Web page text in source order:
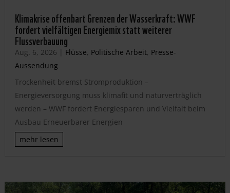
Klimakrise offenbart Grenzen der Wasserkraft: WWF
fordert vielfältigen Energiemix statt weiterer
Flussverbauung
Aug. 6, 2026 | Flüsse, Politische Arbeit, Presse-
Aussendung
Trockenheit bremst Stromproduktion –
Energieversorgung muss klimafit und naturverträglich
werden – WWF fordert Energiesparen und Vielfalt beim
Ausbau Erneuerbarer Energien
mehr lesen